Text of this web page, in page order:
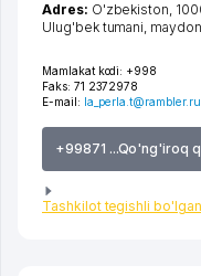
Mamlakat kodi: +998
Faks: 71 2372978
E-mail: la_perla.t@rambler.ru
+99871 ...Qo'ng'iroq
Tashkilot tegishli
Adres: O'zbekiston,
Ulug'bek tumani,